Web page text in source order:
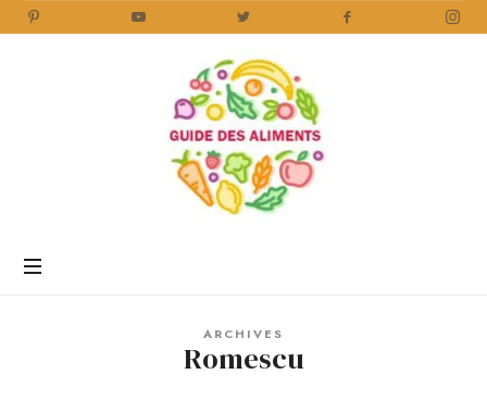
Aliments
ARCHIVES
Romescu